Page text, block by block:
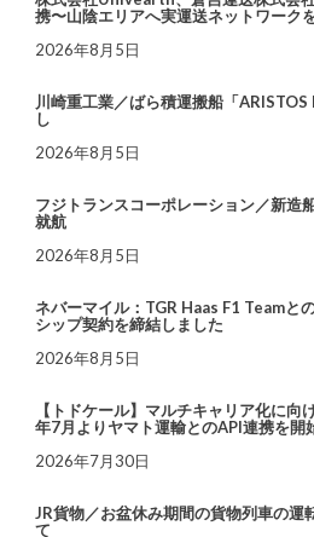
携〜山陰エリアへ実運送ネットワーク
2026年8月5日
川崎重工業／ばら積運搬船「ARISTOS
し
2026年8月5日
フジトランスコーポレーション／新造
就航
2026年8月5日
ネバーマイル：TGR Haas F1 Teamと
シップ契約を締結しました
2026年8月5日
【トドケール】マルチキャリア化に向
年7月よりヤマト運輸とのAPI連携を開
2026年7月30日
JR貨物／お盆休み期間の貨物列車の運
て